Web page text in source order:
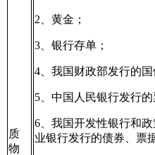
质
物
2、黄金；
3、银行存单；
4、我国财政部发行的国
5、中国人民银行发行的
6、我国开发性银行和
业银行发行的债券、票